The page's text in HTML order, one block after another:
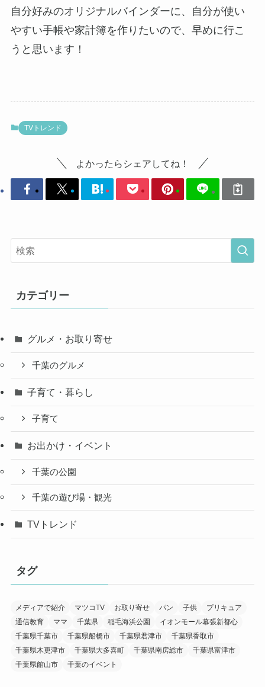
自分好みのオリジナルバインダーに、自分が使い
やすい手帳や家計簿を作りたいので、早めに行こ
うと思います！
TVトレンド
よかったらシェアしてね！
カテゴリー
グルメ・お取り寄せ
千葉のグルメ
子育て・暮らし
子育て
お出かけ・イベント
千葉の公園
千葉の遊び場・観光
TVトレンド
タグ
メディアで紹介 マツコTV お取り寄せ パン 子供
プリキュア
通信教育
ママ 千葉県 稲毛海浜公園
イオンモール幕張新都心
千葉県千葉市
千葉県船橋市 千葉県君津市
千葉県香取市
千葉県木更津市
千葉県大多喜町 千葉県南房総市
千葉県富津市
千葉県館山市
千葉のイベント